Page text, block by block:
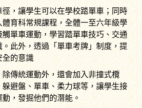
，讓學生可以在學校踏單車；同時
育科常規課程，全體一至六年級學
單車運動，學習踏單車技巧、交通
此外，透過「單車考牌」制度，提
全的意識
傳統運動外，還會加入非撞式欖
避盤、單車、柔力球等，讓學生接
，發掘他們的潛能。